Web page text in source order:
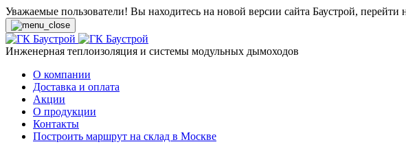
Уважаемые пользователи! Вы находитесь на новой версии сайта Баустрой,
Инженерная теплоизоляция и системы модульных дымоходов
О компании
Доставка и оплата
Акции
О продукции
Контакты
Построить маршрут на склад в Москве